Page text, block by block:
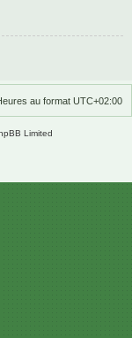
au format UTC+02:00
Limited